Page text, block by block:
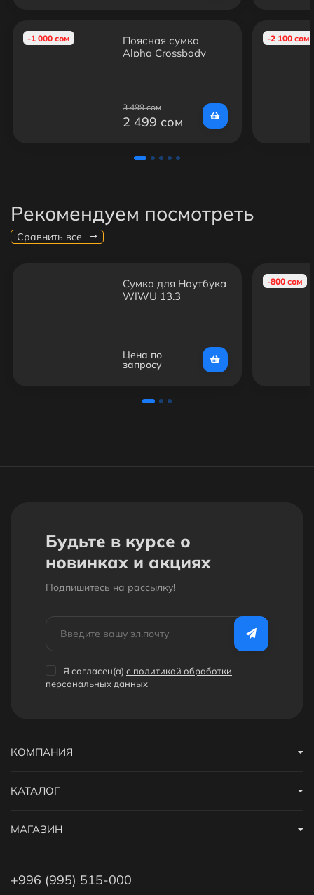
-1 000 сом
Поясная сумка
Alpha Crossbody
3 499 сом
2 499 сом
-2 100 сом
Рекомендуем посмотреть
Сравнить все
Сумка для Ноутбука
WIWU 13.3
Цена по
запросу
-800 сом
Будьте в курсе о
новинках и акциях
Подпишитесь на рассылкy!
Я согласен(a) с политикой обработки
персональных данных
КОМПАНИЯ
КАТАЛОГ
МАГАЗИН
+996 (995) 515-000